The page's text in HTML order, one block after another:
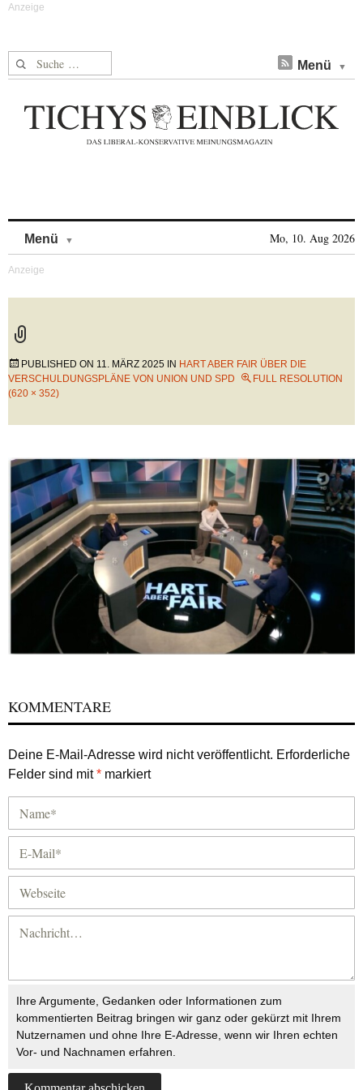
Suche nach: Menü
Menü Mo, 10. Aug 2026
PUBLISHED ON 11. MÄRZ 2025 IN HART ABER FAIR ÜBER DIE
VERSCHULDUNGSPLÄNE VON UNION UND SPD
FULL RESOLUTION
(620 × 352)
KOMMENTARE
Deine E-Mail-Adresse wird nicht veröffentlicht. Erforderliche
Felder sind mit* markiert
Ihre Argumente, Gedanken oder Informationen zum
kommentierten Beitrag bringen wir ganz oder gekürzt mit Ihrem
Nutzernamen und ohne Ihre E-Adresse, wenn wir Ihren echten
Vor- und Nachnamen erfahren.